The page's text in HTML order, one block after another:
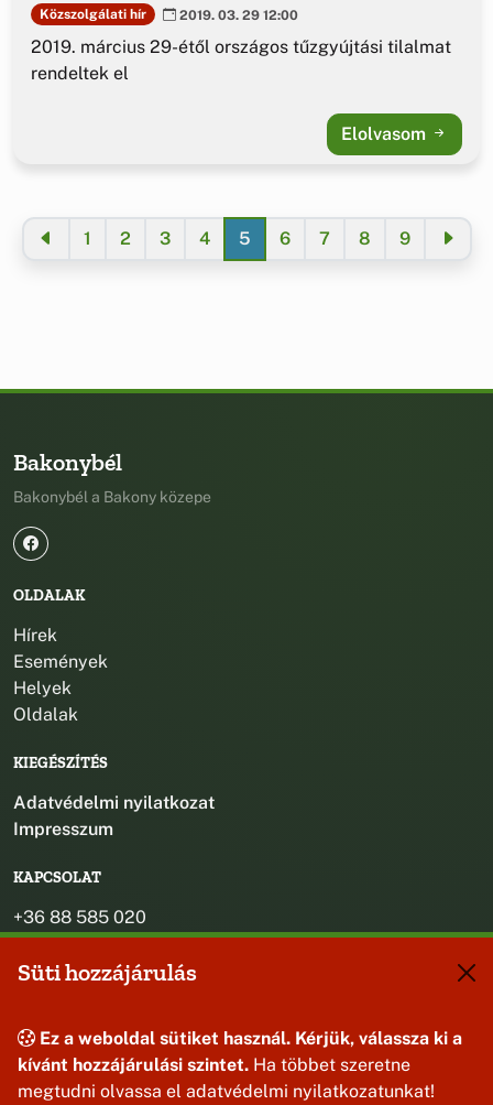
Közszolgálati hír 2019. 03. 29 12:00
2019. március 29-étől országos tűzgyújtási tilalmat
rendeltek el
Elolvasom
1 2 3 4 5 6 7 8 9
Bakonybél
Bakonybél a Bakony közepe
OLDALAK
Hírek
Események
Helyek
Oldalak
KIEGÉSZÍTÉS
Adatvédelmi nyilatkozat
Impresszum
KAPCSOLAT
+36 88 585 020
+36 30 442 8024
titkarsag@bakonybel.hu
8427 Bakonybél, Pápai u. 7.
Süti hozzájárulás
Ez a weboldal sütiket használ. Kérjük, válassza ki a
kívánt hozzájárulási szintet. Ha többet szeretne
megtudni olvassa el adatvédelmi nyilatkozatunkat!